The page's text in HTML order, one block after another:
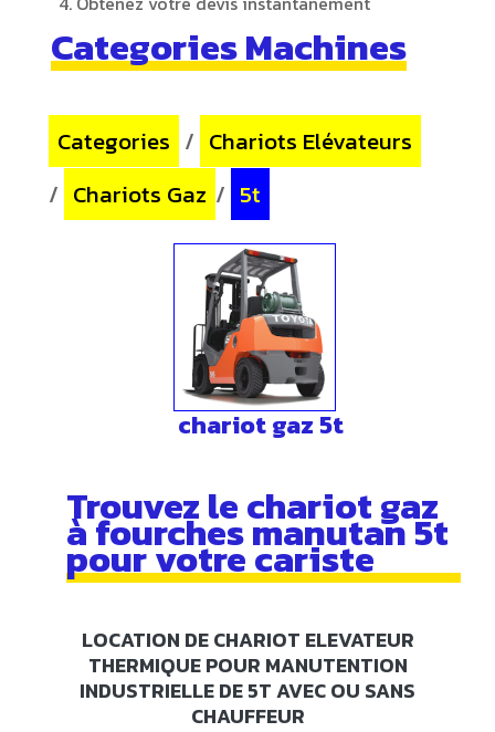
Categories Machines
Categories / Chariots Elévateurs
/ Chariots Gaz / 5t
chariot gaz 5t
Trouvez le chariot gaz
à fourches manutan 5t
pour votre cariste
LOCATION DE CHARIOT ELEVATEUR
THERMIQUE POUR MANUTENTION
INDUSTRIELLE DE 5T AVEC OU SANS
CHAUFFEUR